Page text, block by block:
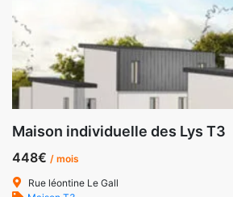
Maison individuelle des Lys T3
448€ / mois
Rue léontine Le Gall